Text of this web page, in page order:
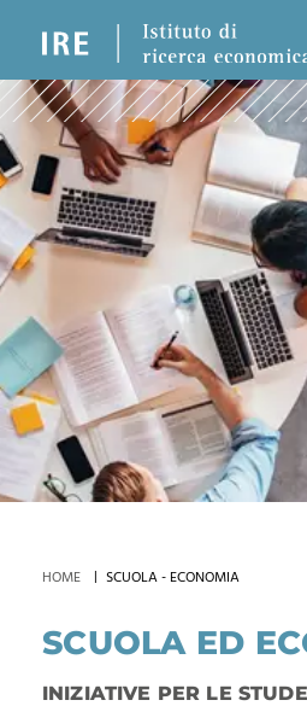
HOME SCUOLA - ECONOMIA
SCUOLA ED
INIZIATIVE PER LE